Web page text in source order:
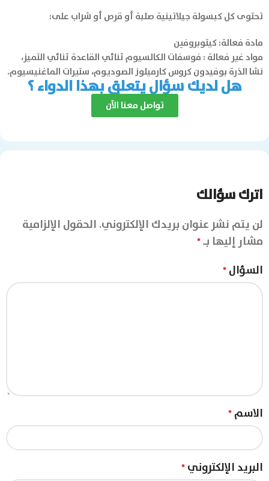
تحتوى كل كبسولة جيلاتينية صلبة أو قرص أو شراب على:
مادة فعالة: كيتوبروفين
مواد غير فعالة : فوسفات الكالسيوم ثنائي القاعدة ثنائي التميز،
نشا الذرة بوفيدون كروس كارميلوز الصوديوم، ستيرات الماغنيسيوم.
هل لديك سؤال يتعلق بهذا الدواء ؟
تواصل معنا الآن
اترك سؤالك
لن يتم نشر عنوان بريدك الإلكتروني. الحقول الإلزامية
مشار إليها بـ*
السؤال*
الاسم*
البريد الإلكتروني*